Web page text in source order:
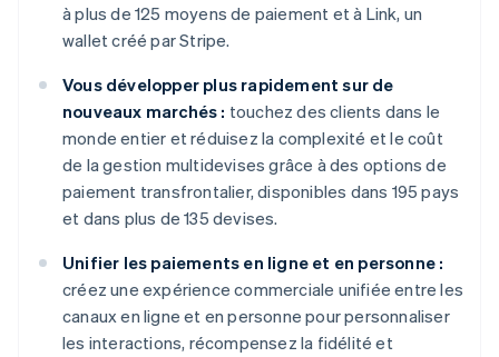
à plus de 125 moyens de paiement et à Link, un
wallet créé par Stripe.
Vous développer plus rapidement sur de
nouveaux marchés : touchez des clients dans le
monde entier et réduisez la complexité et le coût
de la gestion multidevises grâce à des options de
paiement transfrontalier, disponibles dans 195 pays
et dans plus de 135 devises.
Unifier les paiements en ligne et en personne :
créez une expérience commerciale unifiée entre les
canaux en ligne et en personne pour personnaliser
les interactions, récompensez la fidélité et